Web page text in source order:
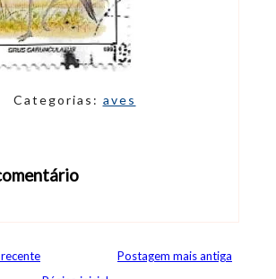
Categorias: aves
Postagem mais antiga